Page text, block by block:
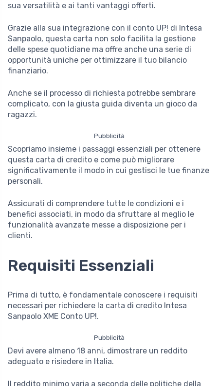
sua versatilità e ai tanti vantaggi offerti.
Grazie alla sua integrazione con il conto UP! di Intesa
Sanpaolo, questa carta non solo facilita la gestione
delle spese quotidiane ma offre anche una serie di
opportunità uniche per ottimizzare il tuo bilancio
finanziario.
Anche se il processo di richiesta potrebbe sembrare
complicato, con la giusta guida diventa un gioco da
ragazzi.
Pubblicità
Scopriamo insieme i passaggi essenziali per ottenere
questa carta di credito e come può migliorare
significativamente il modo in cui gestisci le tue finanze
personali.
Assicurati di comprendere tutte le condizioni e i
benefici associati, in modo da sfruttare al meglio le
funzionalità avanzate messe a disposizione per i
clienti.
Requisiti Essenziali
Prima di tutto, è fondamentale conoscere i requisiti
necessari per richiedere la carta di credito Intesa
Sanpaolo XME Conto UP!.
Pubblicità
Devi avere almeno 18 anni, dimostrare un reddito
adeguato e risiedere in Italia.
Il reddito minimo varia a seconda delle politiche della